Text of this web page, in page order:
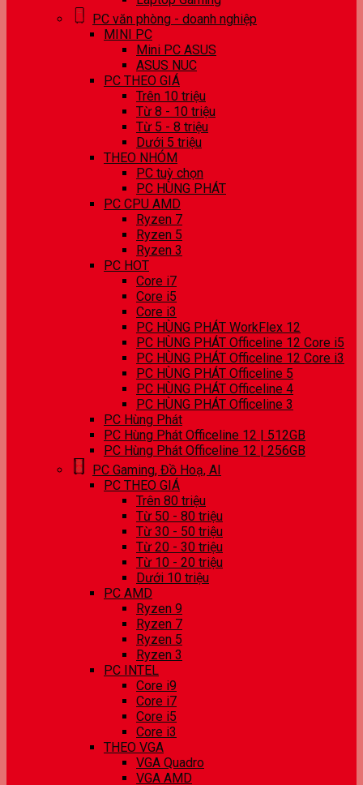
PC văn phòng - doanh nghiệp
MINI PC
Mini PC ASUS
ASUS NUC
PC THEO GIÁ
Trên 10 triệu
Từ 8 - 10 triệu
Từ 5 - 8 triệu
Dưới 5 triệu
THEO NHÓM
PC tuỳ chọn
PC HÙNG PHÁT
PC CPU AMD
Ryzen 7
Ryzen 5
Ryzen 3
PC HOT
Core i7
Core i5
Core i3
PC HÙNG PHÁT WorkFlex 12
PC HÙNG PHÁT Officeline 12 Core i5
PC HÙNG PHÁT Officeline 12 Core i3
PC HÙNG PHÁT Officeline 5
PC HÙNG PHÁT Officeline 4
PC HÙNG PHÁT Officeline 3
PC Hùng Phát
PC Hùng Phát Officeline 12 | 512GB
PC Hùng Phát Officeline 12 | 256GB
PC Gaming, Đồ Hoạ, AI
PC THEO GIÁ
Trên 80 triệu
Từ 50 - 80 triệu
Từ 30 - 50 triệu
Từ 20 - 30 triệu
Từ 10 - 20 triệu
Dưới 10 triệu
PC AMD
Ryzen 9
Ryzen 7
Ryzen 5
Ryzen 3
PC INTEL
Core i9
Core i7
Core i5
Core i3
THEO VGA
VGA Quadro
VGA AMD